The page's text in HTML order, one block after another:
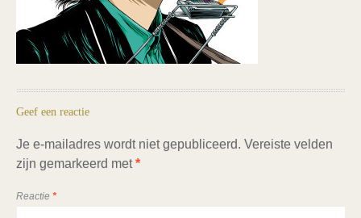
Geef een reactie
Je e-mailadres wordt niet gepubliceerd. Vereiste velden
zijn gemarkeerd met*
Reactie *